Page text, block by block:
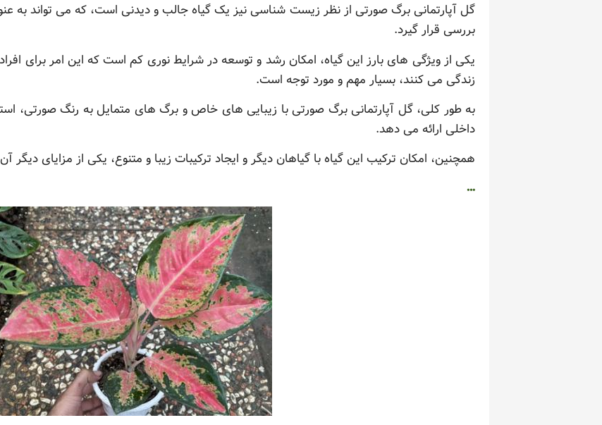
گل آپارتمانی برگ صورتی از نظر زیست شناسی نیز یک گیاه جالب و دیدنی است، که می تواند
بررسی قرار گیرد.
یکی از ویژگی های بارز این گیاه، امکان رشد و توسعه در شرایط نوری کم است که این امر برای
زندگی می کنند، بسیار مهم و مورد توجه است.
به طور کلی، گل آپارتمانی برگ صورتی با زیبایی های خاص و برگ های متمایل به رنگ صورتی،
داخلی ارائه می دهد.
همچنین، امکان ترکیب این گیاه با گیاهان دیگر و ایجاد ترکیبات زیبا و متنوع، یکی از مزایای دیگر
…